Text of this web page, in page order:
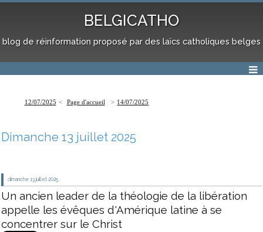
BELGICATHO
blog de réinformation proposé par des laïcs catholiques belges
12/07/2025 Page d'accueil 14/07/2025
Dimanche 13 juillet 2025
dimanche 13 juillet 2025
Un ancien leader de la théologie de la libération
appelle les évêques d'Amérique latine à se
concentrer sur le Christ